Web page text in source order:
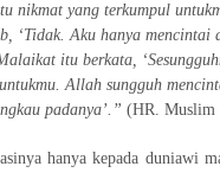
nikmat yang terkumpul
‘Tidak. Aku hanya mencintai
itu berkata,
Allah sungguh
padanya’.” (HR. Muslim
hanya kepada duniawi